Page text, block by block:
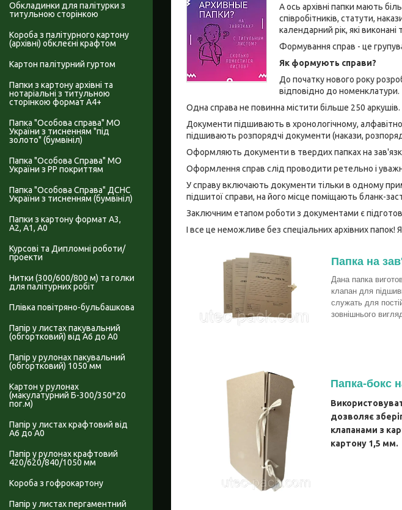
А ось архівні папки мають
співробітників, статути,
календарний рік, які
Формування справ - це
Як формують справи?
До початку нового року
відповідно до номенклатури.
Одна справа не повинна містити більше 250
Документи підшивають в хронологічному,
підшивають розпорядчі документи (накази,
Оформляють документи в твердих папках на
Оформлення справ слід проводити ретельно і
У справу включають документи тільки в одному
підшитої справи, на його місце поміщають бланк-
Заключним етапом роботи з документами є
І все це неможливе без спеціальних архівних папок!
Папка на
Дана папка
клапан для
служать для
зовнішнього
Папка-бокс
дозволяє
клапанами з
картону 1,5 мм.
Обкладинки для палітурки з
титульною сторінкою
Короба з палітурного картону
(архівні) обклеєні крафтом
Картон палітурний гуртом
Папки з картону архівні та
нотаріальні з титульною
сторінкою формат А4+
Папка "Особова справа" МО
України з тисненням "під
золото" (бумвініл)
Папка "Особова Справа" МО
України з PP покриттям
Папка "Особова Справа" ДСНС
України з тисненням (бумвініл)
Папки з картону формат А3,
А2, А1, А0
Курсові та Дипломні роботи/
проекти
Нитки (300/600/800 м) та голки
для палітурних робіт
Плівка повітряно-бульбашкова
Папір у листах пакувальний
(обгортковий) від А6 до А0
Папір у рулонах пакувальний
(обгортковий) 1050 мм
Картон у рулонах
(макулатурний Б-300/350*20
пог.м)
Папір у листах крафтовий від
А6 до А0
Папір у рулонах крафтовий
420/620/840/1050 мм
Короба з гофрокартону
Папір у листах пергаментний